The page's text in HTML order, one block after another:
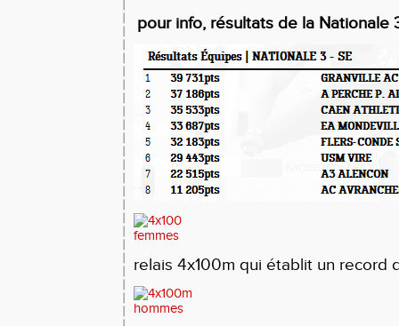
pour info, résultats de la Nationale
relais 4x100m qui établit un record